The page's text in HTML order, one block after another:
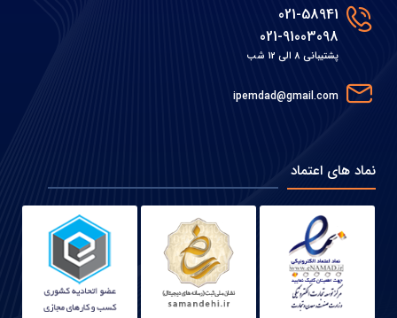
021-58941
021-91003098
پشتیبانی 8 الی 12 شب
ipemdad@gmail.com
نماد های اعتماد